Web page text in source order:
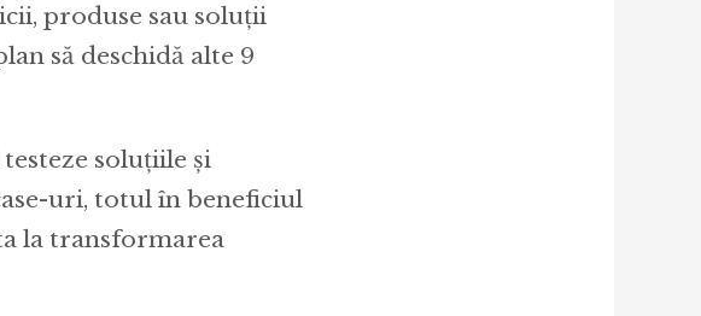
produse sau soluții
să deschidă alte 9
soluțiile și
uri, totul în beneficiul
la transformarea